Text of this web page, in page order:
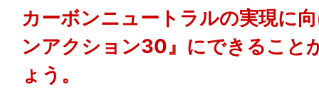
カーボンニュートラルの実現に
ンアクション30』にできること
ょう。